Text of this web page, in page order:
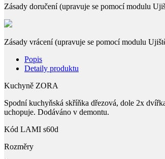
Zásady doručení (upravuje se pomocí modulu
Zásady vrácení (upravuje se pomocí modulu
Popis
Detaily produktu
Kuchyně ZORA
Spodní kuchyňská skříňka dřezová, dole 2x
uchopuje. Dodáváno v demontu.
Kód LAMI s60d
Rozměry